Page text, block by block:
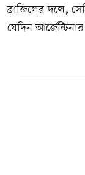
ব্রাজিলের দলে,
যেদিন